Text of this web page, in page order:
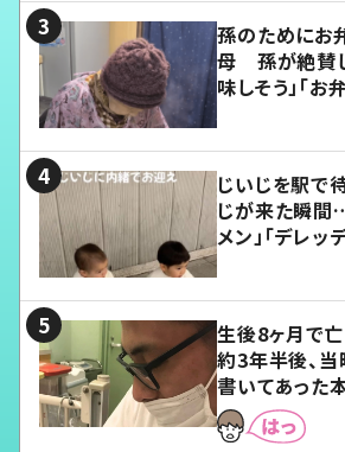
孫のためにお
母 孫が絶賛
味しそう」「お
じいじを駅で
じが来た瞬間…
メン」「デレッ
生後8ヶ月で
約3年半後、
書いてあった